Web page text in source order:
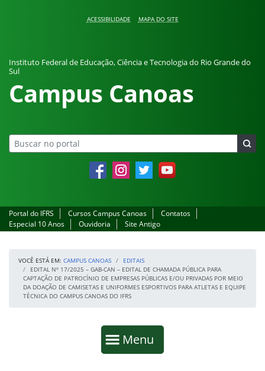
ACESSIBILIDADE MAPA DO SITE
Instituto Federal de Educação, Ciência e Tecnologia do Rio Grande do
Sul
Campus Canoas
FacebookInstagramTwitter YouTube
Portal do IFRS Cursos Campus Canoas
Contatos
Especial 10 Anos
Ouvidoria Site Antigo
VOCÊ ESTÁ EM: CAMPUS CANOAS
EDITAIS
EDITAL Nº 17/2025 – GAB-CAN – EDITAL DE CHAMADA PÚBLICA PARA
CAPTAÇÃO DE PATROCÍNIO DE EMPRESAS PÚBLICAS E/OU PRIVADAS POR MEIO
DA DOAÇÃO DE CAMISETAS E UNIFORMES ESPORTIVOS PARA ATLETAS E EQUIPE
TÉCNICA DO CAMPUS CANOAS DO IFRS
Mostrar
Menu